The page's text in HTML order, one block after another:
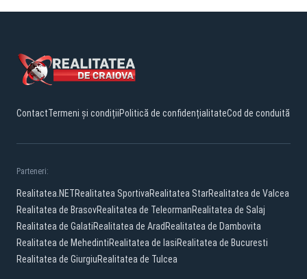
ContactTermeni și condițiiPolitică de confidențialitateCod de conduită
Parteneri:
Realitatea.NETRealitatea SportivaRealitatea StarRealitatea de Valcea
Realitatea de BrasovRealitatea de TeleormanRealitatea de Salaj
Realitatea de GalatiRealitatea de Arad Realitatea de Dambovita
Realitatea de MehedintiRealitatea de IasiRealitatea de Bucuresti
Realitatea de GiurgiuRealitatea de Tulcea